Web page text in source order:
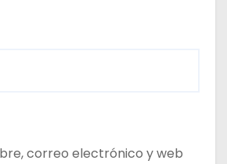
correo electrónico y web